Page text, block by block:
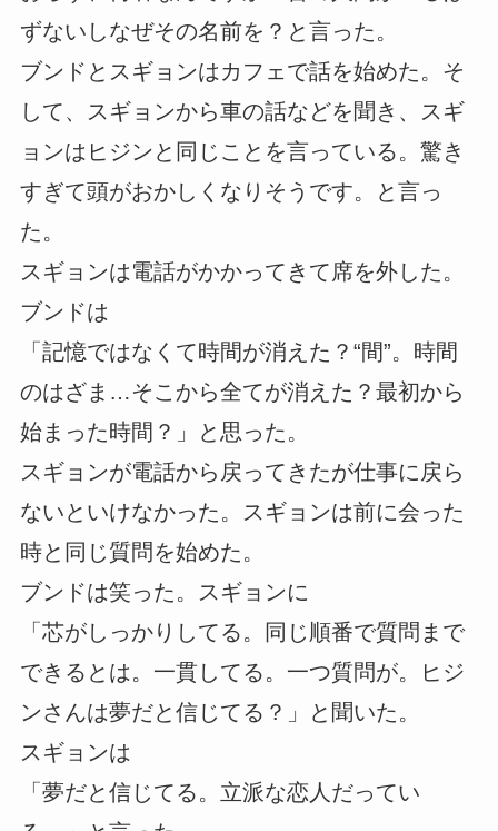
ずないしなぜその名前を？と言った。
ブンドとスギョンはカフェで話を始めた。そ
して、スギョンから車の話などを聞き、スギ
ョンはヒジンと同じことを言っている。驚き
すぎて頭がおかしくなりそうです。と言っ
た。
スギョンは電話がかかってきて席を外した。
ブンドは
「記憶ではなくて時間が消えた？“間”。時間
のはざま…そこから全てが消えた？最初から
始まった時間？」と思った。
スギョンが電話から戻ってきたが仕事に戻ら
ないといけなかった。スギョンは前に会った
時と同じ質問を始めた。
ブンドは笑った。スギョンに
「芯がしっかりしてる。同じ順番で質問まで
できるとは。一貫してる。一つ質問が。ヒジ
ンさんは夢だと信じてる？」と聞いた。
スギョンは
「夢だと信じてる。立派な恋人だってい